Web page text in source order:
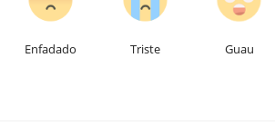
Enfadado Triste Guau